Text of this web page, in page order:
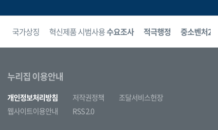
국가상징 혁신제품 시범사용수요조사 적극행정 중소벤처24
누리집 이용안내
개인정보처리방침 저작권정책
조달서비스헌장
웹사이트이용안내
RSS 2.0